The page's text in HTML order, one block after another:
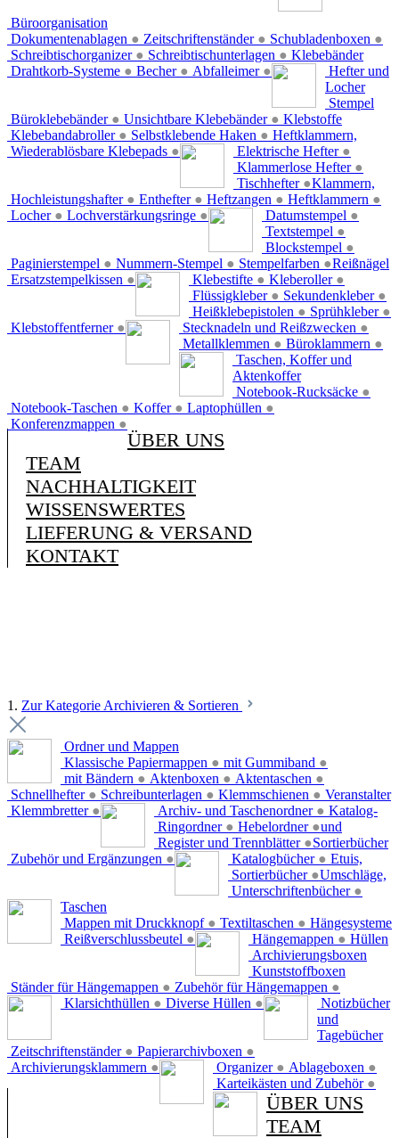
Büroorganisation
Dokumentenablagen ● Zeitschriftenständer ● Schubladenboxen ●
Schreibtischorganizer ● Schreibtischunterlagen ●
Drahtkorb-Systeme ● Becher ● Abfalleimer ●
Klebebänder
Büroklebebänder ● Unsichtbare Klebebänder ●
Klebebandabroller ● Selbstklebende Haken ●
Wiederablösbare Klebepads ●
Hefter und
Locher
Elektrische Hefter ●
Klammerlose Hefter ●
Tischhefter ●
Hochleistungshafter ● Enthefter ● Heftzangen ● Heftklammern ●
Locher ● Lochverstärkungsringe ●
Stempel
Datumstempel ●
Textstempel ●
Blockstempel ●
Paginierstempel ● Nummern-Stempel ● Stempelfarben ●
Ersatzstempelkissen ●
Klebstoffe
Klebestifte ● Kleberoller ●
Flüssigkleber ● Sekundenkleber ●
Heißklebepistolen ● Sprühkleber ●
Klebstoffentferner ●
Heftklammern,
Klammern,
Reißnägel
Stecknadeln und Reißzwecken ●
Metallklemmen ● Büroklammern ●
Taschen, Koffer und
Aktenkoffer
Notebook-Rucksäcke ●
Notebook-Taschen ● Koffer ● Laptophüllen ●
Konferenzmappen ●
ÜBER UNS
TEAM
NACHHALTIGKEIT
WISSENSWERTES
LIEFERUNG & VERSAND
KONTAKT
1. Zur Kategorie Archivieren & Sortieren
Ordner und Mappen
Klassische Papiermappen ● mit Gummiband ●
mit Bändern ● Aktenboxen ● Aktentaschen ●
Schnellhefter ● Schreibunterlagen ● Klemmschienen ●
Klemmbretter ●
Veranstalter
Archiv- und Taschenordner ●
Ringordner ● Hebelordner ●
Register und Trennblätter ●
Zubehör und Ergänzungen ●
Katalog-
und
Sortierbücher
Katalogbücher ●
Sortierbücher ●
Unterschriftenbücher ●
Etuis,
Umschläge,
Taschen
Mappen mit Druckknopf ● Textiltaschen ●
Reißverschlussbeutel ●
Hängesysteme
Hängemappen ●
Ständer für Hängemappen ● Zubehör für Hängemappen ●
Hüllen
Klarsichthüllen ● Diverse Hüllen ●
Archivierungsboxen
Zeitschriftenständer ● Papierarchivboxen ●
Archivierungsklammern ●
Kunststoffboxen
Organizer ● Ablageboxen ●
Karteikästen und Zubehör ●
Notizbücher
und
Tagebücher
ÜBER UNS
TEAM